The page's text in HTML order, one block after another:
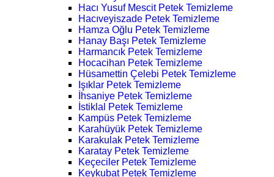
Hacı Yusuf Mescit Petek Temizleme
Hacıveyiszade Petek Temizleme
Hamza Oğlu Petek Temizleme
Hanay Başı Petek Temizleme
Harmancık Petek Temizleme
Hocacihan Petek Temizleme
Hüsamettin Çelebi Petek Temizleme
Işıklar Petek Temizleme
İhsaniye Petek Temizleme
İstiklal Petek Temizleme
Kampüs Petek Temizleme
Karahüyük Petek Temizleme
Karakulak Petek Temizleme
Karatay Petek Temizleme
Keçeciler Petek Temizleme
Keykubat Petek Temizleme